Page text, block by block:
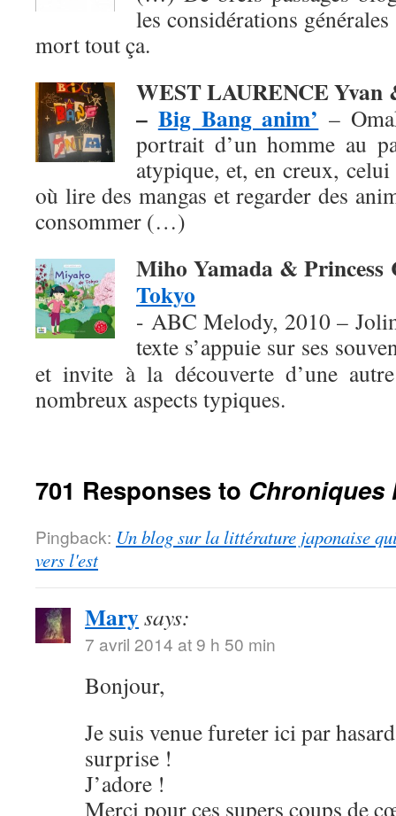
les considérations
mort tout ça.
WEST LAURENCE Yvan
– Big Bang anim’ –
portrait d’un homme au
atypique, et, en creux,
où lire des mangas et regarder des
consommer (…)
Miho Yamada & Princess
Tokyo
- ABC Melody, 2010 –
texte s’appuie sur ses
et invite à la découverte d’une
nombreux aspects typiques.
701 Responses to Chroniques
Pingback: Un blog sur la littérature japonaise
vers l'est
Marysays:
7 avril 2014 at 9 h 50 min
Bonjour,
Je suis venue fureter ici par
surprise !
J’adore !
Merci pour ces supers coups de